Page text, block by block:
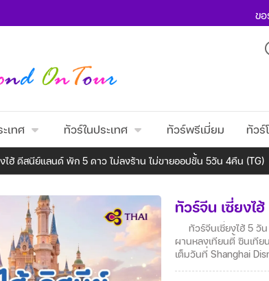
ขอ
เทศ ทัวร์ในประเทศ ทัวร์พรีเมี่ยม ทัวร์
ไฮ้ ดีสนีย์แลนด์ พัก 5 ดาว ไม่ลงร้าน ไม่ขายออปชั้น 5วัน 4คืน (TG)
ทัวร์จีน เซี่ยงไ
ทัวร์จีนเซี่ยงไฮ้ 5 วั
ผานหลงเทียนตี้ ซินเทีย
เต็มวันที่ Shanghai